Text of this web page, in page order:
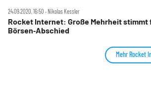
24.09.2020, 16:50 ‧ Nikolas Kessler
Rocket Internet: Große Mehrheit stimmt
Börsen‑Abschied
Mehr Rocket